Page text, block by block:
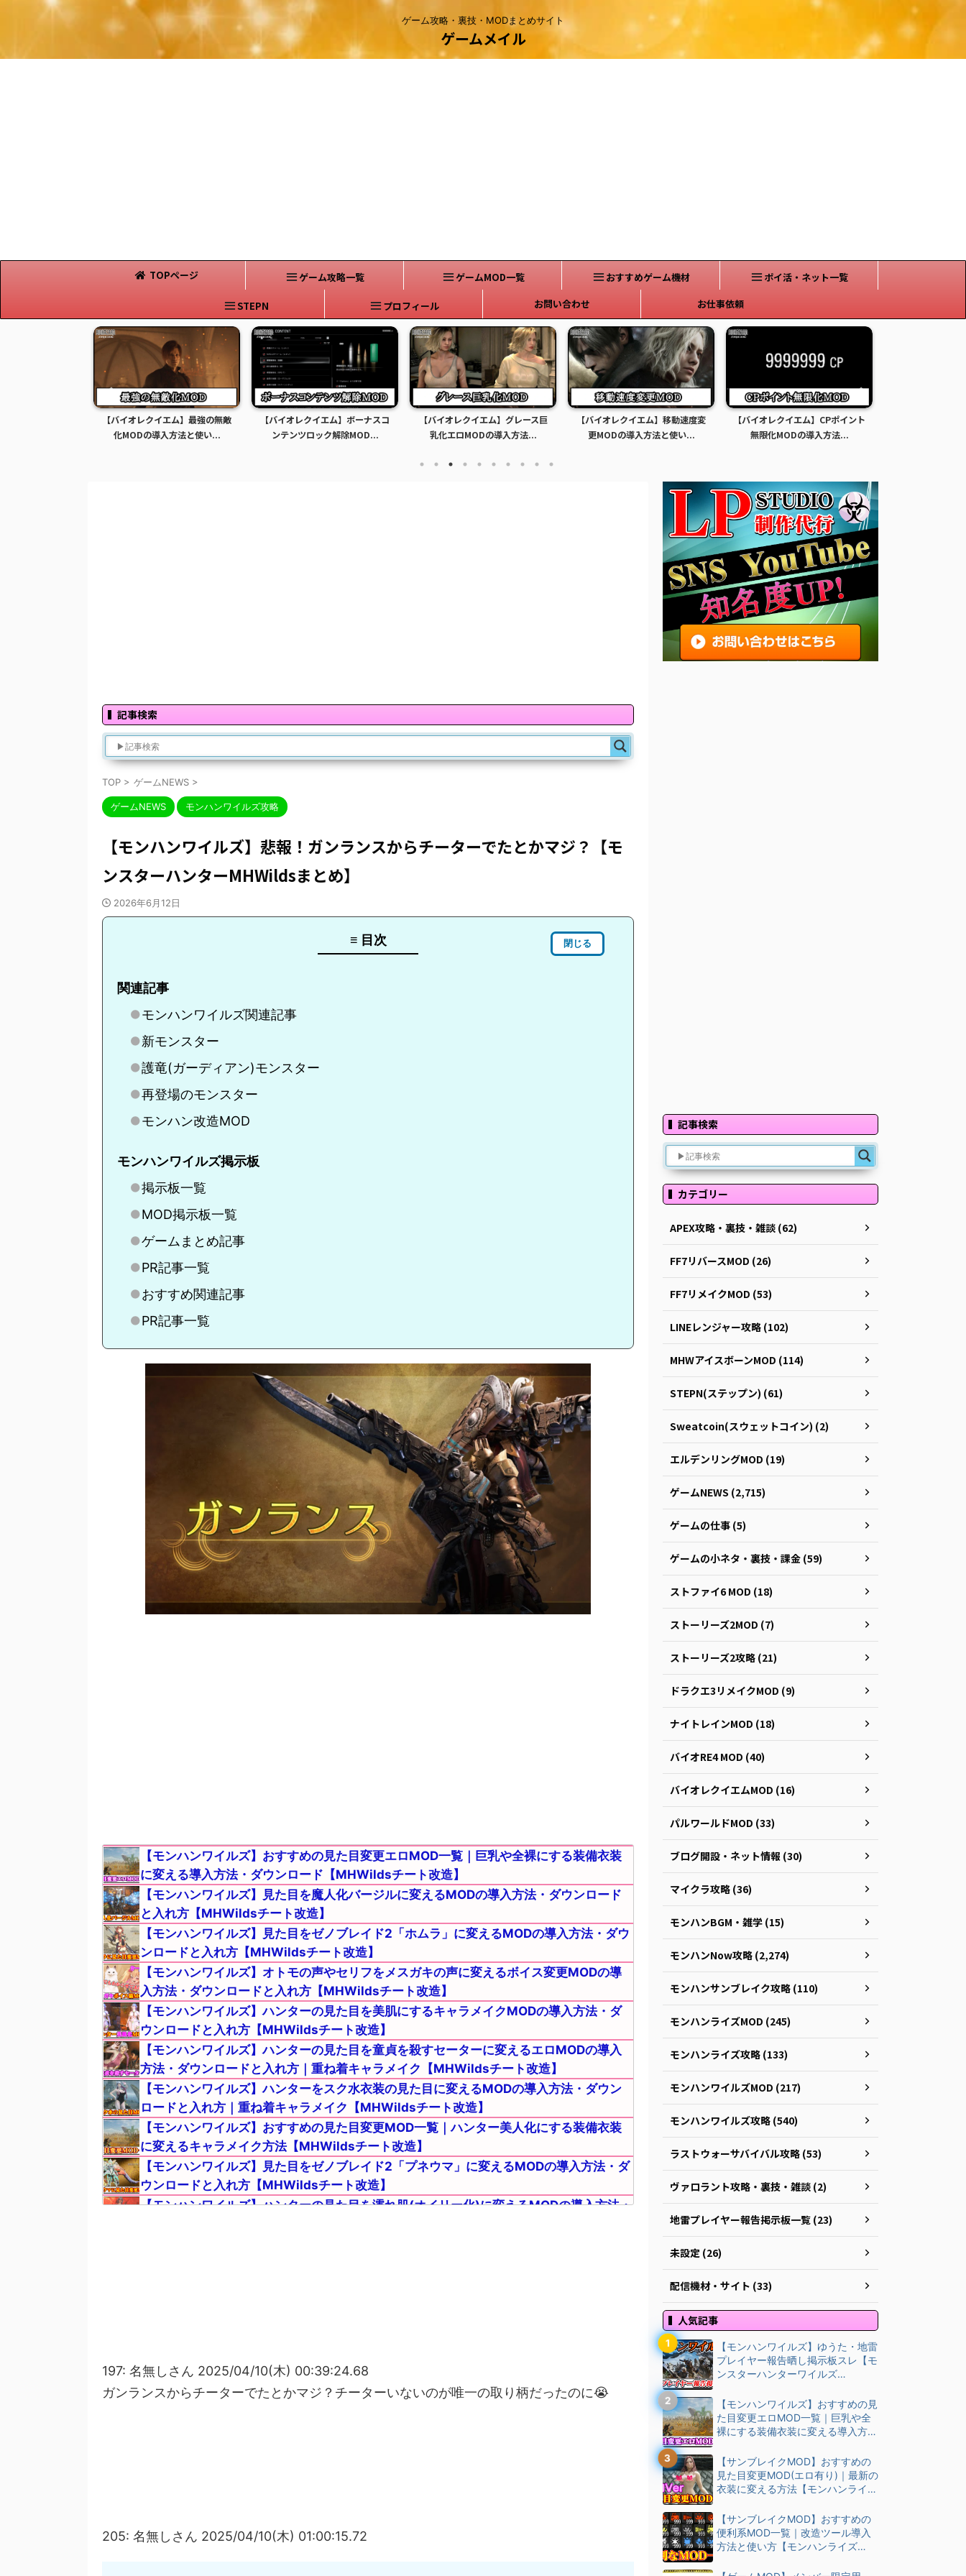
ゲーム攻略・裏技・MODまとめサイト
ゲームメイル
TOPページ ゲーム攻略一覧 ゲームMOD一覧 おすすめゲーム機材 ポイ活・ネット一覧
STEPN プロフィール お問い合わせ お仕事依頼
【バイオレクイエム】最強の無敵
化MODの導入方法と使い...
【バイオレクイエム】ボーナスコ
ンテンツロック解除MOD...
【バイオレクイエム】グレース巨
乳化エロMODの導入方法...
【バイオレクイエム】移動速度変
更MODの導入方法と使い...
【バイオレクイエム】CPポイント
無限化MODの導入方法...
記事検索
TOP > ゲームNEWS >
ゲームNEWS モンハンワイルズ攻略
【モンハンワイルズ】悲報！ガンランスからチーターでたとかマジ？【モ
ンスターハンターMHWildsまとめ】
2026年6月12日
≡ 目次 閉じる
関連記事
モンハンワイルズ関連記事
新モンスター
護竜(ガーディアン)モンスター
再登場のモンスター
モンハン改造MOD
モンハンワイルズ掲示板
掲示板一覧
MOD掲示板一覧
ゲームまとめ記事
PR記事一覧
おすすめ関連記事
PR記事一覧
【モンハンワイルズ】おすすめの見た目変更エロMOD一覧｜巨乳や全裸にする装備衣装
に変える導入方法・ダウンロード【MHWildsチート改造】
【モンハンワイルズ】見た目を魔人化バージルに変えるMODの導入方法・ダウンロード
と入れ方【MHWildsチート改造】
【モンハンワイルズ】見た目をゼノブレイド2「ホムラ」に変えるMODの導入方法・ダウ
ンロードと入れ方【MHWildsチート改造】
【モンハンワイルズ】オトモの声やセリフをメスガキの声に変えるボイス変更MODの導
入方法・ダウンロードと入れ方【MHWildsチート改造】
【モンハンワイルズ】ハンターの見た目を美肌にするキャラメイクMODの導入方法・ダ
ウンロードと入れ方【MHWildsチート改造】
【モンハンワイルズ】ハンターの見た目を童貞を殺すセーターに変えるエロMODの導入
方法・ダウンロードと入れ方｜重ね着キャラメイク【MHWildsチート改造】
【モンハンワイルズ】ハンターをスク水衣装の見た目に変えるMODの導入方法・ダウン
ロードと入れ方｜重ね着キャラメイク【MHWildsチート改造】
【モンハンワイルズ】おすすめの見た目変更MOD一覧｜ハンター美人化にする装備衣装
に変えるキャラメイク方法【MHWildsチート改造】
【モンハンワイルズ】見た目をゼノブレイド2「プネウマ」に変えるMODの導入方法・ダ
ウンロードと入れ方【MHWildsチート改造】
【モンハンワイルズ】ハンターの見た目を濡れ肌(オイリー化)に変えるMODの導入方法・
【モンハンワイルズ】おすすめの便利系MOD一覧｜改造ツール導入方法と使い方
【MHWildsチート改造】
【モンハンワイルズ】太刀の見た目を「聖杯の剣」に変えるMODの導入方法・ダウンロ
ダウンロードと入れ方【MHWildsチート改造】
197: 名無しさん 2025/04/10(木) 00:39:24.68
ガンランスからチーターでたとかマジ？チーターいないのが唯一の取り柄だったのに😭
205: 名無しさん 2025/04/10(木) 01:00:15.72
記事検索
カテゴリー
APEX攻略・裏技・雑談 (62)
FF7リバースMOD (26)
FF7リメイクMOD (53)
LINEレンジャー攻略 (102)
MHWアイスボーンMOD (114)
STEPN(ステップン) (61)
Sweatcoin(スウェットコイン) (2)
エルデンリングMOD (19)
ゲームNEWS (2,715)
ゲームの仕事 (5)
ゲームの小ネタ・裏技・課金 (59)
ストファイ6 MOD (18)
ストーリーズ2MOD (7)
ストーリーズ2攻略 (21)
ドラクエ3リメイクMOD (9)
ナイトレインMOD (18)
バイオRE4 MOD (40)
バイオレクイエムMOD (16)
パルワールドMOD (33)
ブログ開設・ネット情報 (30)
マイクラ攻略 (36)
モンハンBGM・雑学 (15)
モンハンNow攻略 (2,274)
モンハンサンブレイク攻略 (110)
モンハンライズMOD (245)
モンハンライズ攻略 (133)
モンハンワイルズMOD (217)
モンハンワイルズ攻略 (540)
ラストウォーサバイバル攻略 (53)
ヴァロラント攻略・裏技・雑談 (2)
地雷プレイヤー報告掲示板一覧 (23)
未設定 (26)
配信機材・サイト (33)
人気記事
【モンハンワイルズ】ゆうた・地雷
プレイヤー報告晒し掲示板スレ【モ
ンスターハンターワイルズ
【モンハンワイルズ】おすすめの見
た目変更エロMOD一覧｜巨乳や全
裸にする装備衣装に変える導入方
【サンブレイクMOD】おすすめの
見た目変更MOD(エロ有り)｜最新の
衣装に変える方法【モンハンライズ
【サンブレイクMOD】おすすめの
便利系MOD一覧｜改造ツール導入
方法と使い方【モンハンライズ